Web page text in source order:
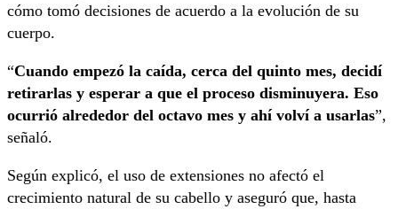
cómo tomó decisiones de acuerdo a la evolución de su
cuerpo.
“Cuando empezó la caída, cerca del quinto mes, decidí
retirarlas y esperar a que el proceso disminuyera. Eso
ocurrió alrededor del octavo mes y ahí volví a usarlas”,
señaló.
Según explicó, el uso de extensiones no afectó el
crecimiento natural de su cabello y aseguró que, hasta